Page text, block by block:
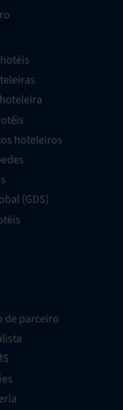
hoteleiros
(GDS)
de parceiro